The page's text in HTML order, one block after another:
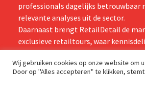
professionals dagelijks betrouwbaar
relevante analyses uit de sector.
Daarnaast brengt RetailDetail de
exclusieve retailtours, waar
centraal staan.
Wij gebruiken cookies op onze website om
Door op "Alles accepteren" te klikken,